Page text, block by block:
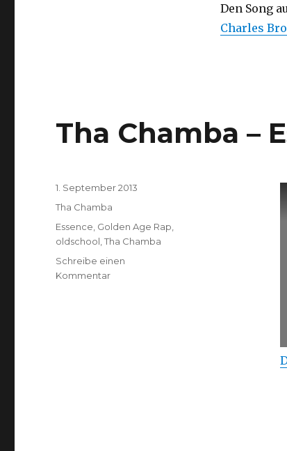
Den Song
Charles
Tha Chamba –
Veröffentlicht
am
1. September 2013
Kategorien
Tha Chamba
Schlagwörter
Essence Golden Age Rap
oldschool ,Tha Chamba
Schreibe einen
Kommentarzu